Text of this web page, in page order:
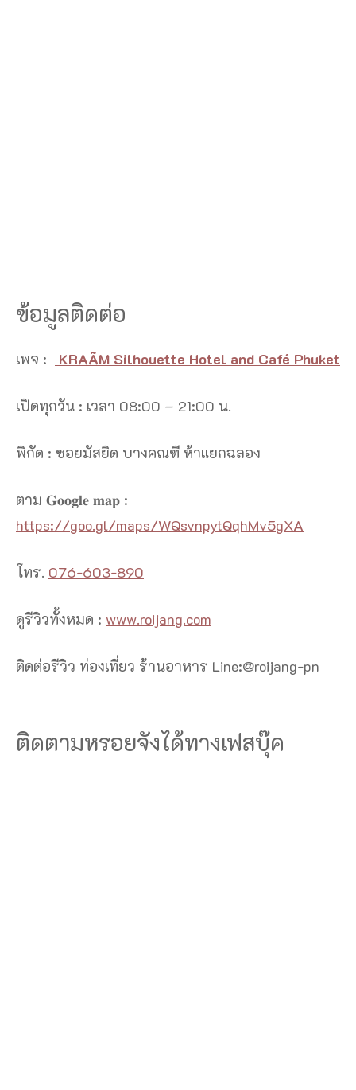
ข้อมูลติดต่อ
เพจ : KRAÃM Silhouette Hotel and Café Phuket
เปิดทุกวัน : เวลา 08:00 – 21:00 น.
พิกัด : ซอยมัสยิด บางคณฑี ห้าแยกฉลอง
ตาม 𝐆𝐨𝐨𝐠𝐥𝐞 𝐦𝐚𝐩 :
https://goo.gl/maps/WQsvnpytQqhMv5gXA
โทร. 076-603-890
ดูรีวิวทั้งหมด : www.roijang.com
ติดต่อรีวิว ท่องเที่ยว ร้านอาหาร Line:@roijang-pn
ติดตามหรอยจังได้ทางเฟสบุ๊ค